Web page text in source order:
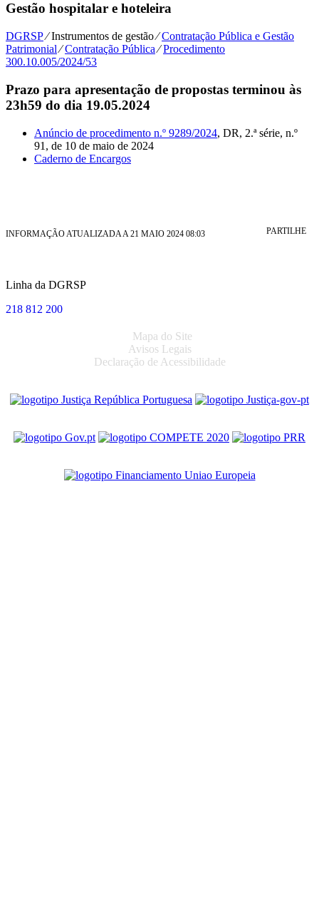
Gestão hospitalar e hoteleira
DGRSP⁄Instrumentos de gestão⁄Contratação Pública e Gestão
Patrimonial⁄Contratação Pública⁄Procedimento
300.10.005/2024/53
Prazo para apresentação de propostas terminou às
23h59 do dia 19.05.2024
Anúncio de procedimento n.º 9289/2024, DR, 2.ª série, n.º
91, de 10 de maio de 2024
Caderno de Encargos
INFORMAÇÃO ATUALIZADA A 21 MAIO 2024 08:03 PARTILHE
Linha da DGRSP
218 812 200
Mapa do Site
Avisos Legais
Declaração de Acessibilidade